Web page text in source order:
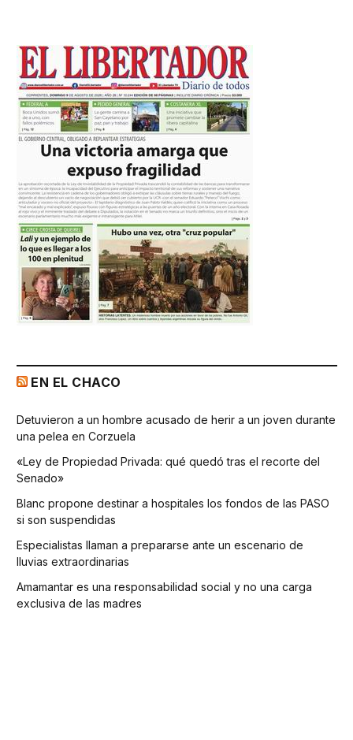
EN EL CHACO
Detuvieron a un hombre acusado de herir a un joven durante
una pelea en Corzuela
«Ley de Propiedad Privada: qué quedó tras el recorte del
Senado»
Blanc propone destinar a hospitales los fondos de las PASO
si son suspendidas
Especialistas llaman a prepararse ante un escenario de
lluvias extraordinarias
Amamantar es una responsabilidad social y no una carga
exclusiva de las madres